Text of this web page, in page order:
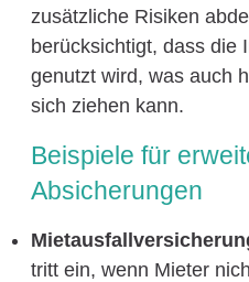
zusätzliche Risiken
berücksichtigt, dass die
genutzt wird, was auch
sich ziehen kann.
Beispiele für
Absicherungen
tritt ein, wenn Mieter